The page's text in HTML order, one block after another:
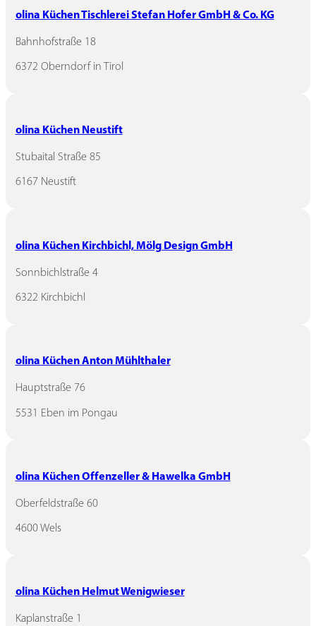
olina Küchen Tischlerei Stefan Hofer GmbH & Co. KG
Bahnhofstraße 18
6372 Oberndorf in Tirol
olina Küchen Neustift
Stubaital Straße 85
6167 Neustift
olina Küchen Kirchbichl, Mölg Design GmbH
Sonnbichlstraße 4
6322 Kirchbichl
olina Küchen Anton Mühlthaler
Hauptstraße 76
5531 Eben im Pongau
olina Küchen Offenzeller & Hawelka GmbH
Oberfeldstraße 60
4600 Wels
olina Küchen Helmut Wenigwieser
Kaplanstraße 1